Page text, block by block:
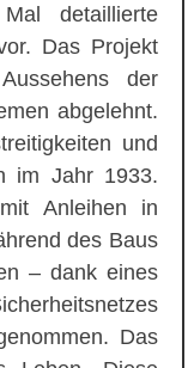
detaillierte
Das Projekt
der
abgelehnt.
und
im Jahr 1933.
Anleihen in
des Baus
– dank eines
Das